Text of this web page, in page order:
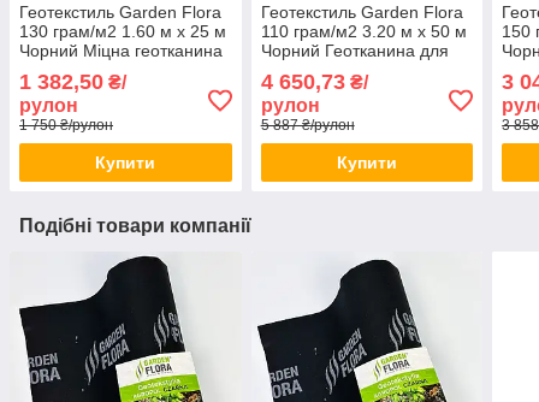
Геотекстиль Garden Flora
130 грам/м2 1.60 м х 25 м
Чорний Міцна геотканина
геотканина
1 382,50 ₴/
рулон
1 750 ₴/рулон
Купити
Геотекстиль Garden Flora
110 грам/м2 3.20 м х 50 м
Чорний Геотканина для
Садова геотканина
4 650,73₴/
рулон
5 887 ₴/рулон
Купити
150
3
3
Подібні товари компанії